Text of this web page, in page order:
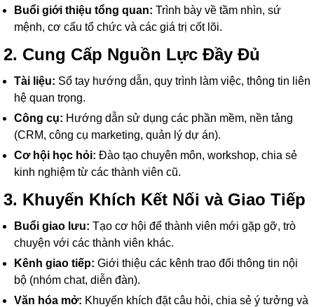
Buổi giới thiệu tổng quan: Trình bày về tầm nhìn, sứ
mệnh, cơ cấu tổ chức và các giá trị cốt lõi.
2. Cung Cấp Nguồn Lực Đầy Đủ
Tài liệu: Sổ tay hướng dẫn, quy trình làm việc, thông tin liên
hệ quan trọng.
Công cụ: Hướng dẫn sử dụng các phần mềm, nền tảng
(CRM, công cụ marketing, quản lý dự án).
Cơ hội học hỏi: Đào tạo chuyên môn, workshop, chia sẻ
kinh nghiệm từ các thành viên cũ.
3. Khuyến Khích Kết Nối và Giao Tiếp
Buổi giao lưu: Tạo cơ hội để thành viên mới gặp gỡ, trò
chuyện với các thành viên khác.
Kênh giao tiếp: Giới thiệu các kênh trao đổi thông tin nội
bộ (nhóm chat, diễn đàn).
Văn hóa mở: Khuyến khích đặt câu hỏi, chia sẻ ý tưởng và